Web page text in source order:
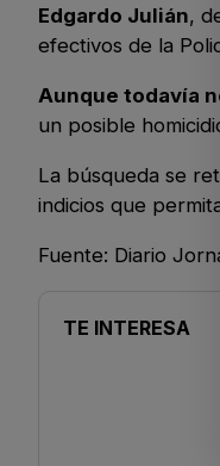
Edgardo Julián,
efectivos de la
Aunque todavía
un posible
La búsqueda se
indicios que
Fuente: Diario
TE INTERESA